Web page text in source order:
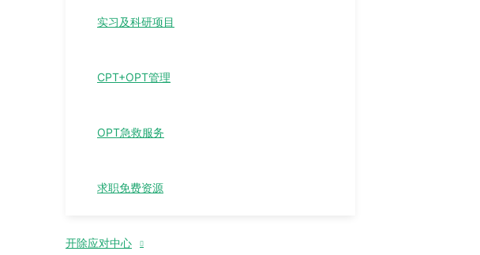
实习及科研项目
CPT+OPT管理
OPT急救服务
求职免费资源
开除应对中心